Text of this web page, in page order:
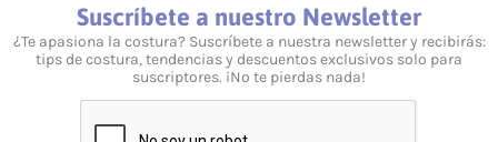
Suscríbete a nuestro Newsletter
¿Te apasiona la costura? Suscríbete a nuestra newsletter y recibirás:
tips de costura, tendencias y descuentos exclusivos solo para
suscriptores. ¡No te pierdas nada!